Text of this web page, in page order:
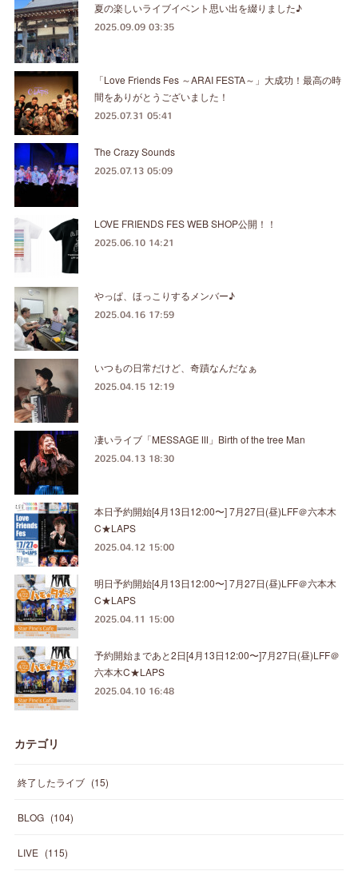
夏の楽しいライブイベント思い出を綴りました♪
2025.09.09 03:35
「Love Friends Fes ～ARAI FESTA～」大成功！最高の時
間をありがとうございました！
2025.07.31 05:41
The Crazy Sounds
2025.07.13 05:09
LOVE FRIENDS FES WEB SHOP公開！！
2025.06.10 14:21
やっぱ、ほっこりするメンバー♪
2025.04.16 17:59
いつもの日常だけど、奇蹟なんだなぁ
2025.04.15 12:19
凄いライブ「MESSAGE Ⅲ」Birth of the tree Man
2025.04.13 18:30
本日予約開始[4月13日12:00〜] 7月27日(昼)LFF＠六本木
C★LAPS
2025.04.12 15:00
明日予約開始[4月13日12:00〜] 7月27日(昼)LFF＠六本木
C★LAPS
2025.04.11 15:00
予約開始まであと2日[4月13日12:00〜]7月27日(昼)LFF＠
六本木C★LAPS
2025.04.10 16:48
カテゴリ
終了したライブ (15)
BLOG (104)
LIVE (115)